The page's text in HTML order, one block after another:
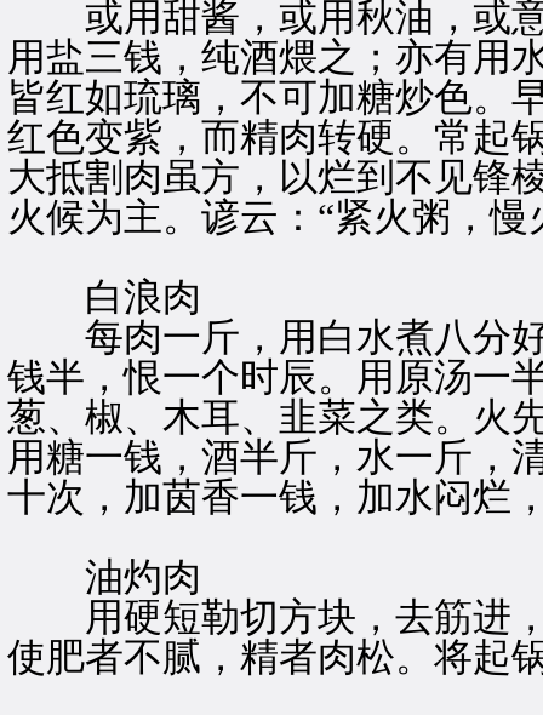
或用甜酱，或用秋油，或意
用盐三钱，纯酒煨之；亦有用
皆红如琉璃，不可加糖炒色。
红色变紫，而精肉转硬。常起
大抵割肉虽方，以烂到不见锋
火候为主。谚云：“紧火粥，
白浪肉
每肉一斤，用白水煮八分好
钱半，恨一个时辰。用原汤一
葱、椒、木耳、韭菜之类。火
用糖一钱，酒半斤，水一斤，
十次，加茵香一钱，加水闷烂
油灼肉
用硬短勒切方块，去筋进，
使肥者不腻，精者肉松。将起